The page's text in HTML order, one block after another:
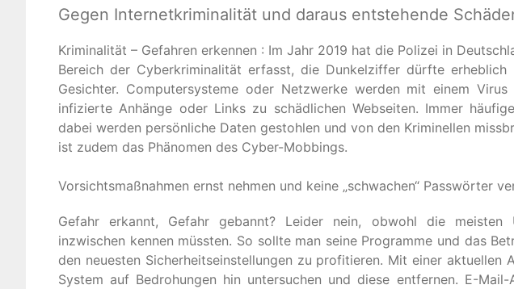
Gegen Internetkriminalität und daraus entstehende
Kriminalität – Gefahren erkennen : Im Jahr 2019 hat die Polizei in
Bereich der Cyberkriminalität erfasst, die Dunkelziffer dürfte
Gesichter. Computersysteme oder Netzwerke werden mit einem
infizierte Anhänge oder Links zu schädlichen Webseiten. Immer
dabei werden persönliche Daten gestohlen und von den Kriminellen
ist zudem das Phänomen des Cyber-Mobbings.
Vorsichtsmaßnahmen ernst nehmen und keine „schwachen“ Passwörter
Gefahr erkannt, Gefahr gebannt? Leider nein, obwohl die meisten
inzwischen kennen müssten. So sollte man seine Programme und das
den neuesten Sicherheitseinstellungen zu profitieren. Mit einer aktuellen
System auf Bedrohungen hin untersuchen und diese entfernen. E-